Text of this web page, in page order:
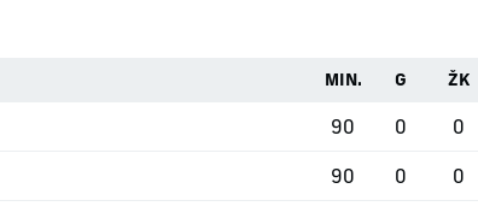
MIN. G ŽK
90 0 0
90 0 0